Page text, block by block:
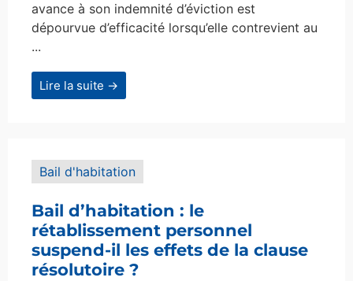
avance à son indemnité d’éviction est
dépourvue d’efficacité lorsqu’elle contrevient au
...
Lire la suite →
Bail d'habitation
Bail d’habitation : le
rétablissement personnel
suspend-il les effets de la clause
résolutoire ?